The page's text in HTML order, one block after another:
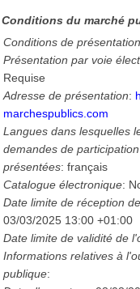
Conditions du marché
Conditions de présentation
Présentation par voie
Requise
Adresse de présentation:
marchespublics.com
Langues dans lesquelles
demandes de
présentées: français
Catalogue électronique:
Date limite de réception
03/03/2025 13:00 +01:00
Date limite de validité de
Informations relatives à
publique: